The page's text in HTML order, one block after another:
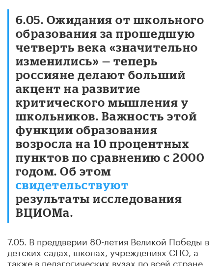
6.05. Ожидания от школьного
образования за прошедшую
четверть века «значительно
изменились» — теперь
россияне делают больший
акцент на развитие
критического мышления у
школьников. Важность этой
функции образования
возросла на 10 процентных
пунктов по сравнению с 2000
годом. Об этом
свидетельствуют
результаты исследования
ВЦИОМа.
7.05. В преддверии 80-летия Великой Победы в
детских садах, школах, учреждениях СПО, а
также в педагогических вузах по всей стране